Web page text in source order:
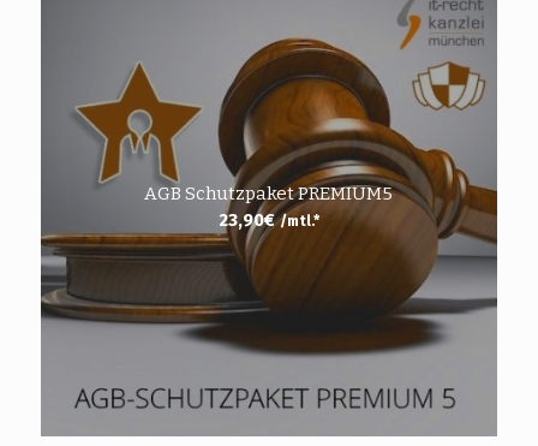
AGB Schutzpaket PREMIUM5
23,90€ /mtl.*